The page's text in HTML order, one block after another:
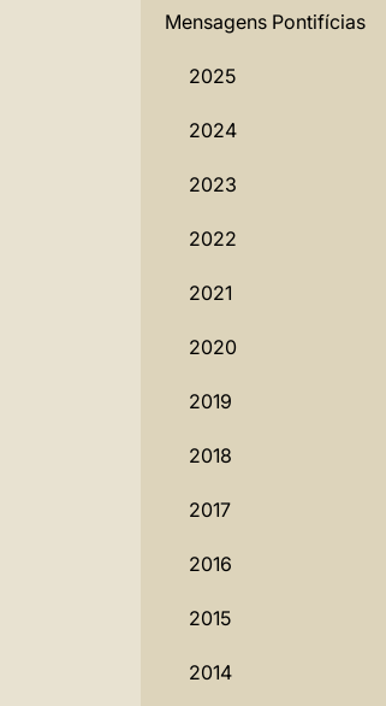
Mensagens Pontifícias
2025
2024
2023
2022
2021
2020
2019
2018
2017
2016
2015
2014